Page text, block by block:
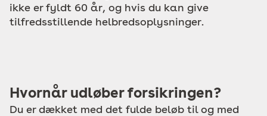
ikke er fyldt 60 år, og hvis du kan give
tilfredsstillende helbredsoplysninger.
Hvornår udløber forsikringen?
Du er dækket med det fulde beløb til og med